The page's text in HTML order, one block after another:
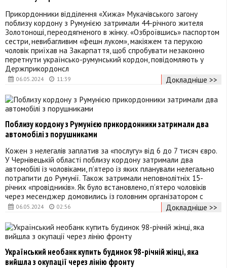
06.05.2024 11:39
Прикордонники відділення «Хижа» Мукачівського загону
поблизу кордону з Румунією затримали 44-річного жителя
Золотоноші, переодягненого в жінку. «Озброївшись» паспортом
сестри, невибагливим «фешн луком», макіяжем та перукою
чоловік приїхав на Закарпаття, щоб спробувати незаконно
перетнути українсько-румунський кордон, повідомляють у
Держприкордонсл
Докладніше >>
06.05.2024 02:56
Поблизу кордону з Румунією прикордонники затримали два
автомобілі з порушниками
Кожен з нелегалів заплатив за «послугу» від 6 до 7 тисяч євро.
У Чернівецькій області поблизу кордону затримали два
автомобілі із чоловіками, п’ятеро із яких планували нелегально
потрапити до Румунії. Також затримали неповнолітніх 15-
річних «провідників». Як було встановлено, п’ятеро чоловіків
через месенджер домовились із головним організатором с
Докладніше >>
Український необанк купить будинок 98-річній жінці, яка
вийшла з окупації через лінію фронту